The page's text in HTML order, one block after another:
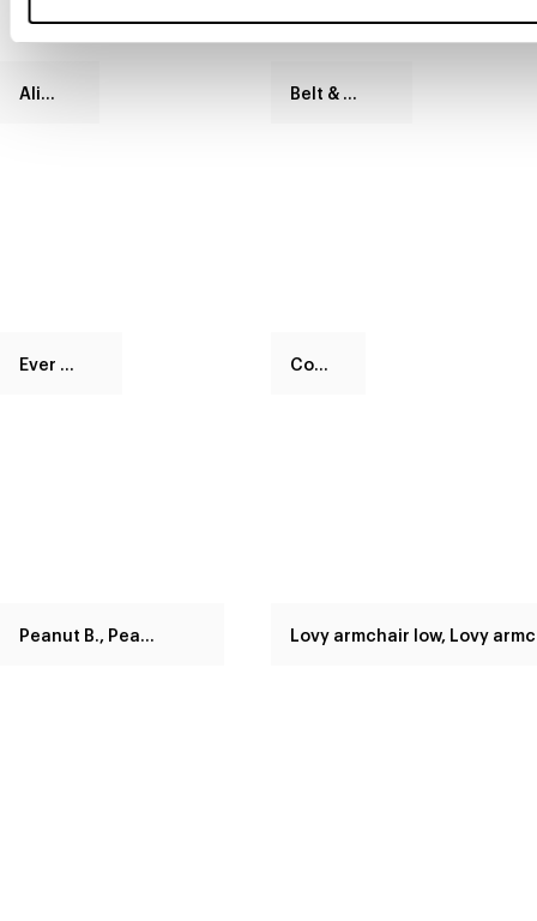
Aliante Belt & Cross
Ever More Colibrì
Peanut B., Peanut B.X.